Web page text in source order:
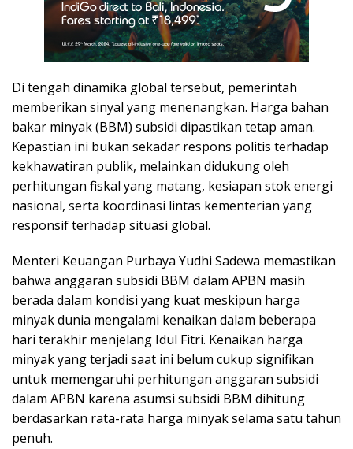
Di tengah dinamika global tersebut, pemerintah
memberikan sinyal yang menenangkan. Harga bahan
bakar minyak (BBM) subsidi dipastikan tetap aman.
Kepastian ini bukan sekadar respons politis terhadap
kekhawatiran publik, melainkan didukung oleh
perhitungan fiskal yang matang, kesiapan stok energi
nasional, serta koordinasi lintas kementerian yang
responsif terhadap situasi global.
Menteri Keuangan Purbaya Yudhi Sadewa memastikan
bahwa anggaran subsidi BBM dalam APBN masih
berada dalam kondisi yang kuat meskipun harga
minyak dunia mengalami kenaikan dalam beberapa
hari terakhir menjelang Idul Fitri. Kenaikan harga
minyak yang terjadi saat ini belum cukup signifikan
untuk memengaruhi perhitungan anggaran subsidi
dalam APBN karena asumsi subsidi BBM dihitung
berdasarkan rata-rata harga minyak selama satu tahun
penuh.